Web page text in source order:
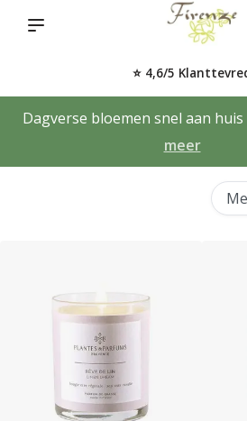
⭐ 4,6/5
Dagverse bloemen snel aan
meer